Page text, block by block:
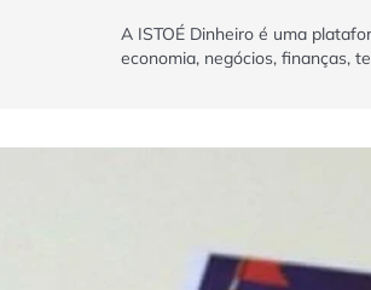
A ISTOÉ Dinheiro é uma
economia, negócios, finanças,